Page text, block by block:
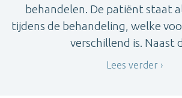
behandelen. De patiënt staat
tijdens de behandeling, welke
verschillend is. Naast
Lees verder